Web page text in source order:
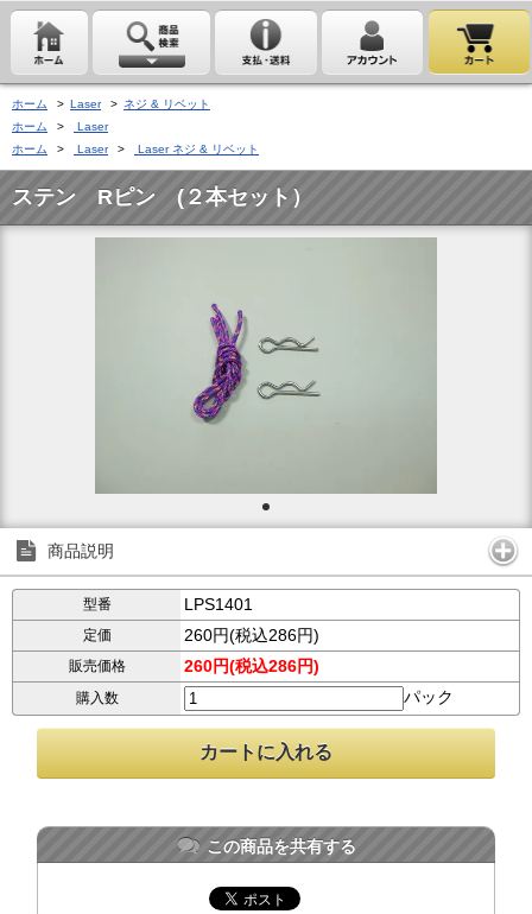
ホーム > Laser > ネジ & リベット
ホーム
>
Laser
ホーム
> Laser > Laser ネジ & リベット
ステン Rピン (２本セット）
商品説明
型番 LPS1401
定価 260円(税込286円)
販売価格 260円(税込286円)
購入数 パック
この商品を共有する